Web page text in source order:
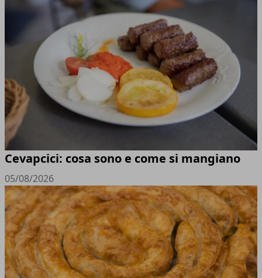
Cevapcici: cosa sono e come si mangiano
05/08/2026